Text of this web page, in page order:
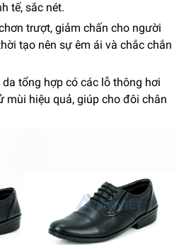
tế, sắc nét.
trượt, giảm chấn cho người
tạo nên sự êm ái và chắc chắn
tổng hợp có các lỗ thông hơi
mùi hiệu quả, giúp cho đôi chân